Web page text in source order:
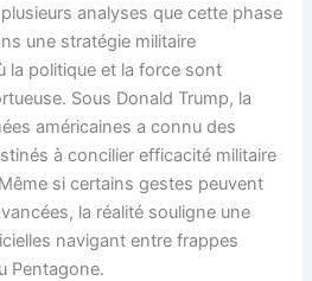
analyses que cette phase
une stratégie militaire
la politique et la force sont
Sous Donald Trump, la
américaines a connu des
à concilier efficacité militaire
si certains gestes peuvent
la réalité souligne une
navigant entre frappes
Pentagone.